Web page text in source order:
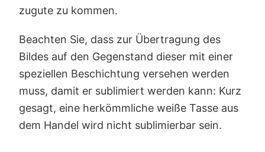
zugute zu kommen.
Beachten Sie, dass zur Übertragung des
Bildes auf den Gegenstand dieser mit einer
speziellen Beschichtung versehen werden
muss, damit er sublimiert werden kann: Kurz
gesagt, eine herkömmliche weiße Tasse aus
dem Handel wird nicht sublimierbar sein.